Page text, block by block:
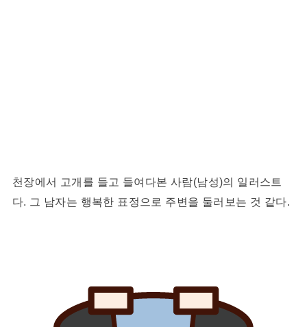
천장에서 고개를 들고 들여다본 사람(남성)의 일러스트
다. 그 남자는 행복한 표정으로 주변을 둘러보는 것 같다.